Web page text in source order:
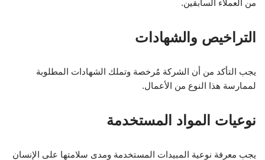
من العملاء السابقين.
التراخيص والشهادات
يجب التأكد من أن الشركة مُرخصة وتملك الشهادات المطلوبة
لممارسة هذا النوع من الأعمال.
نوعيات المواد المستخدمة
يجب معرفة نوعية المبيدات المستخدمة ومدى سلامتها على الإنسان